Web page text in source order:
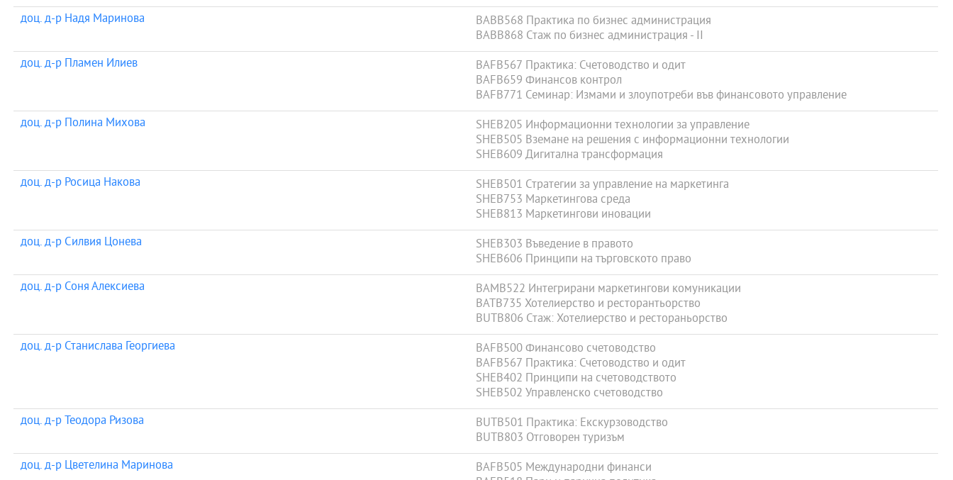
доц. д-р Надя Маринова
BABB568 Практика по бизнес администрация
BABB868 Стаж по бизнес администрация - ІІ
доц. д-р Пламен Илиев
BAFB567 Практика: Счетоводство и одит
BAFB659 Финансов контрол
BAFB771 Семинар: Измами и злоупотреби във финансовото управление
доц. д-р Полина Михова
SHEB205 Информационни технологии за управление
SHEB505 Вземане на решения с информационни технологии
SHEB609 Дигитална трансформация
доц. д-р Росица Накова
SHEB501 Стратегии за управление на маркетинга
SHEB753 Маркетингова среда
SHEB813 Маркетингови иновации
доц. д-р Силвия Цонева
SHEB303 Въведение в правото
SHEB606 Принципи на търговското право
доц. д-р Соня Алексиева
BAMB522 Интегрирани маркетингови комуникации
BATB735 Хотелиерство и ресторантьорство
BUTB806 Стаж: Хотелиерство и рестораньорство
доц. д-р Станислава Георгиева
BAFB500 Финансово счетоводство
BAFB567 Практика: Счетоводство и одит
SHEB402 Принципи на счетоводството
SHEB502 Управленско счетоводство
доц. д-р Теодора Ризова
BUTB501 Практика: Екскурзоводство
BUTB803 Отговорен туризъм
доц. д-р Цветелина Маринова
BAFB505 Международни финанси